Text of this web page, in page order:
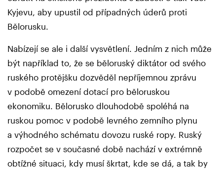
Kyjevu, aby upustil od případných úderů proti
Bělorusku.
Nabízejí se ale i další vysvětlení. Jedním z nich může
být například to, že se běloruský diktátor od svého
ruského protějšku dozvěděl nepříjemnou zprávu
v podobě omezení dotací pro běloruskou
ekonomiku. Bělorusko dlouhodobě spoléhá na
ruskou pomoc v podobě levného zemního plynu
a výhodného schématu dovozu ruské ropy. Ruský
rozpočet se v současné době nachází v extrémně
obtížné situaci, kdy musí škrtat, kde se dá, a tak by